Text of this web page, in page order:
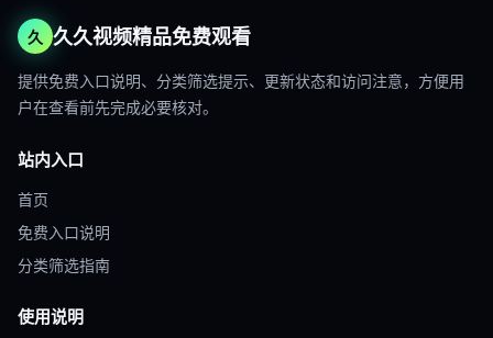
久 久久视频精品免费观看
提供免费入口说明、分类筛选提示、更新状态和访问注意，方便用
户在查看前先完成必要核对。
站内入口
首页
免费入口说明
分类筛选指南
使用说明